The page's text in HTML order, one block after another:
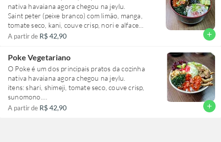
nativa havaiana agora chegou na jeylu.
Saint peter (peixe branco) com limão, manga,
tomate seco, kani, couve crisp, nori e alface
americana.
observação do prato)
A partir de R$ 42,90 add
Poke Vegetariano
O Poke é um dos principais pratos da cozinha
nativa havaiana agora chegou na jeylu.
itens: shari, shimeji, tomate seco, couve crisp,
sunomono.
(qualquer alteração, por favor colocar na
A partir de R$ 42,90 add